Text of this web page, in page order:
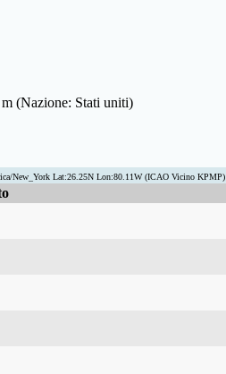
(Nazione: Stati uniti)
New_York Lat:26.25N Lon:80.11W (ICAO Vicino KPMP)